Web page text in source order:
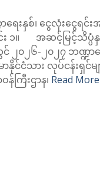
ေးနှစ်၊ ငွေလုံးငွေရင်
၁။ အဆင့်မြင့်သိပ္ပံ
င် ၂၀၂၆-၂၀၂၇ ဘဏ္ဍ
မာနိုင်ငံသား လုပ်ငန်း
ကြီးဌာန၊ Read